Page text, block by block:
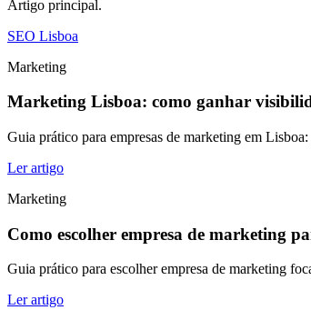
Artigo principal.
SEO Lisboa
Marketing
Marketing Lisboa: como ganhar
Guia prático para empresas de marketing em
Ler artigo
Marketing
Como escolher empresa de marketing
Guia prático para escolher empresa de marketing
Ler artigo